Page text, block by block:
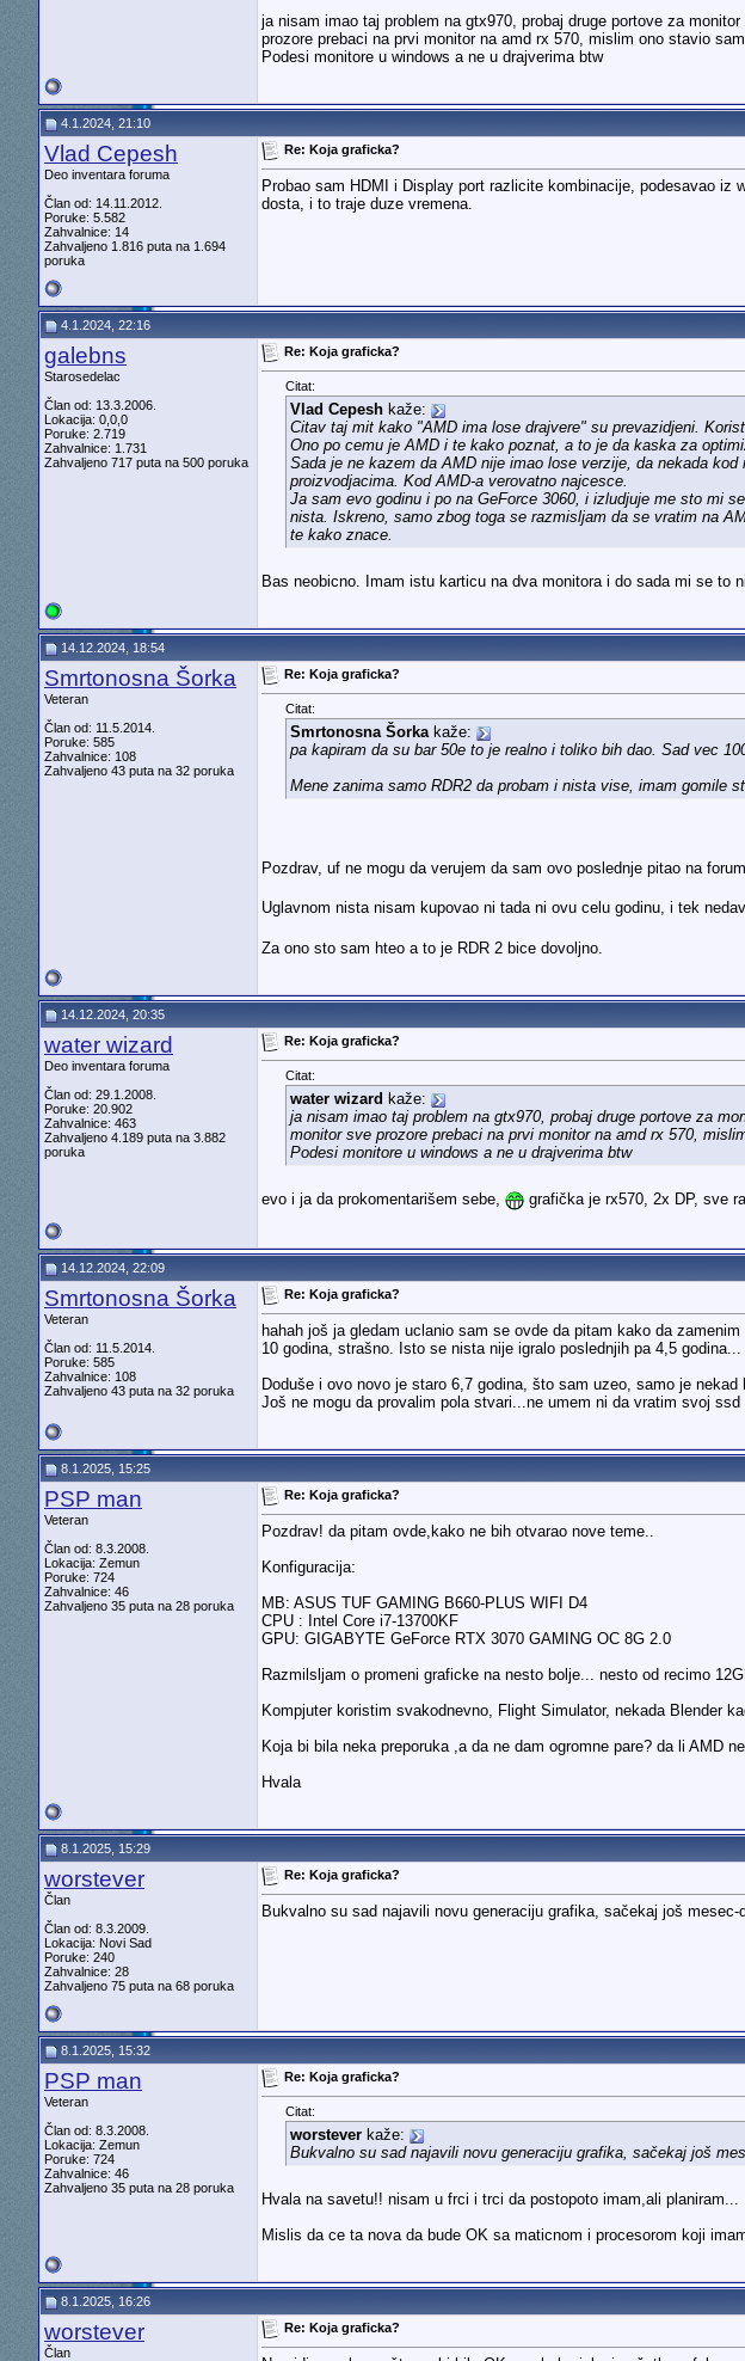
ja nisam imao taj problem na gtx970, probaj druge portove za
prozore prebaci na prvi monitor na amd rx 570, mislim ono stavio
Podesi monitore u windows a ne u drajverima btw
4.1.2024, 21:10
Vlad Cepesh
Deo inventara foruma
Član od: 14.11.2012.
Poruke: 5.582
Zahvalnice: 14
Zahvaljeno 1.816 puta na 1.694
poruka
Re: Koja graficka?
Probao sam HDMI i Display port razlicite kombinacije, podesavao
dosta, i to traje duze vremena.
4.1.2024, 22:16
galebns
Starosedelac
Član od: 13.3.2006.
Lokacija: 0,0,0
Poruke: 2.719
Zahvalnice: 1.731
Zahvaljeno 717 puta na 500 poruka
Re: Koja graficka?
Citat:
Vlad Cepeshkaže:
Citav taj mit kako "AMD ima lose drajvere" su prevazidjeni.
Ono po cemu je AMD i te kako poznat, a to je da kaska za
Sada je ne kazem da AMD nije imao lose verzije, da nekada
proizvodjacima. Kod AMD-a verovatno najcesce.
Ja sam evo godinu i po na GeForce 3060, i izludjuje me sto mi
nista. Iskreno, samo zbog toga se razmisljam da se vratim na
te kako znace.
Bas neobicno. Imam istu karticu na dva monitora i do sada mi se to
14.12.2024, 18:54
Smrtonosna Šorka
Veteran
Član od: 11.5.2014.
Poruke: 585
Zahvalnice: 108
Zahvaljeno 43 puta na 32 poruka
Re: Koja graficka?
Citat:
Smrtonosna Šorkakaže:
pa kapiram da su bar 50e to je realno i toliko bih dao. Sad vec
Mene zanima samo RDR2 da probam i nista vise, imam gomile
Pozdrav, uf ne mogu da verujem da sam ovo poslednje pitao na
Uglavnom nista nisam kupovao ni tada ni ovu celu godinu, i tek
Za ono sto sam hteo a to je RDR 2 bice dovoljno.
14.12.2024, 20:35
water wizard
Deo inventara foruma
Član od: 29.1.2008.
Poruke: 20.902
Zahvalnice: 463
Zahvaljeno 4.189 puta na 3.882
poruka
Re: Koja graficka?
Citat:
water wizard kaže:
ja nisam imao taj problem na gtx970, probaj druge portove za
monitor sve prozore prebaci na prvi monitor na amd rx 570,
Podesi monitore u windows a ne u drajverima btw
evo i ja da prokomentarišem sebe, grafička je rx570, 2x DP, sve
14.12.2024, 22:09
Smrtonosna Šorka
Veteran
Član od: 11.5.2014.
Poruke: 585
Zahvalnice: 108
Zahvaljeno 43 puta na 32 poruka
Re: Koja graficka?
hahah još ja gledam uclanio sam se ovde da pitam kako da
10 godina, strašno. Isto se nista nije igralo poslednjih pa 4,5 godina...
Doduše i ovo novo je staro 6,7 godina, što sam uzeo, samo je
Još ne mogu da provalim pola stvari...ne umem ni da vratim svoj ssd
8.1.2025, 15:25
PSP man
Veteran
Član od: 8.3.2008.
Lokacija: Zemun
Poruke: 724
Zahvalnice: 46
Zahvaljeno 35 puta na 28 poruka
Re: Koja graficka?
Pozdrav! da pitam ovde,kako ne bih otvarao nove teme..
Konfiguracija:
MB: ASUS TUF GAMING B660-PLUS WIFI D4
CPU : Intel Core i7-13700KF
GPU: GIGABYTE GeForce RTX 3070 GAMING OC 8G 2.0
Razmilsljam o promeni graficke na nesto bolje... nesto od recimo
Kompjuter koristim svakodnevno, Flight Simulator, nekada Blender
Koja bi bila neka preporuka ,a da ne dam ogromne pare? da li AMD
Hvala
8.1.2025, 15:29
worstever
Član
Član od: 8.3.2009.
Lokacija: Novi Sad
Poruke: 240
Zahvalnice: 28
Zahvaljeno 75 puta na 68 poruka
Re: Koja graficka?
Bukvalno su sad najavili novu generaciju grafika, sačekaj još
8.1.2025, 15:32
PSP man
Veteran
Član od: 8.3.2008.
Lokacija: Zemun
Poruke: 724
Zahvalnice: 46
Zahvaljeno 35 puta na 28 poruka
Re: Koja graficka?
Citat:
worsteverkaže:
Bukvalno su sad najavili novu generaciju grafika, sačekaj još
Hvala na savetu!! nisam u frci i trci da postopoto imam,ali planiram...
Mislis da ce ta nova da bude OK sa maticnom i procesorom koji
8.1.2025, 16:26
worstever
Član
Re: Koja graficka?